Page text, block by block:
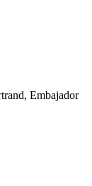
Embajador